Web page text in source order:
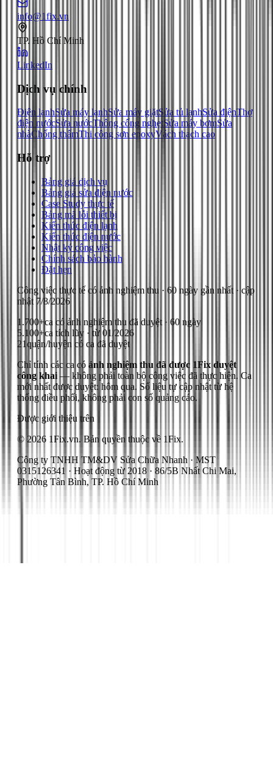
info@1fix.vn
TP. Hồ Chí Minh
LinkedIn
Dịch vụ chính
Điện lạnhSửa máy lạnhSửa máy giặtSửa tủ lạnhSửa điệnThợ
điện nướcSửa nướcThông cống nghẹtSửa máy bơmSửa
nhàChống thấmThi công sơn epoxyVách thạch cao
Hỗ trợ
Bảng giá dịch vụ
Bảng giá sửa điện nước
Case Study thực tế
Bảng mã lỗi thiết bị
Kiến thức điện lạnh
Kiến thức điện nước
Nhật ký công việc
Chính sách bảo hành
Đặt hẹn
Công việc thực tế có ảnh nghiệm thu · 60 ngày gần nhất · cập
nhật 7/8/2026
1.700+ca có ảnh nghiệm thu đã duyệt · 60 ngày
5.100+ca tích lũy · từ 01/2026
21quận/huyện có ca đã duyệt
Chỉ tính các ca có ảnh nghiệm thu đã được 1Fix duyệt
công khai — không phải toàn bộ công việc đã thực hiện. Ca
mới nhất được duyệt: hôm qua. Số liệu tự cập nhật từ hệ
thống điều phối, không phải con số quảng cáo.
Được giới thiệu trên
© 2026 1Fix.vn. Bản quyền thuộc về 1Fix.
Công ty TNHH TM&DV Sửa Chữa Nhanh · MST
0315126341 · Hoạt động từ 2018 · 86/5B Nhất Chi Mai,
Phường Tân Bình, TP. Hồ Chí Minh